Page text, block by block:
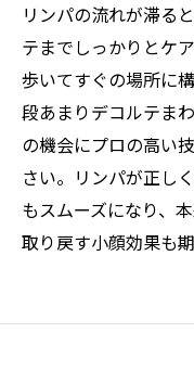
リンパの流れが滞る
テまでしっかりとケ
歩いてすぐの場所に
段あまりデコルテま
の機会にプロの高い
さい。リンパが正し
もスムーズになり、
取り戻す小顔効果も期